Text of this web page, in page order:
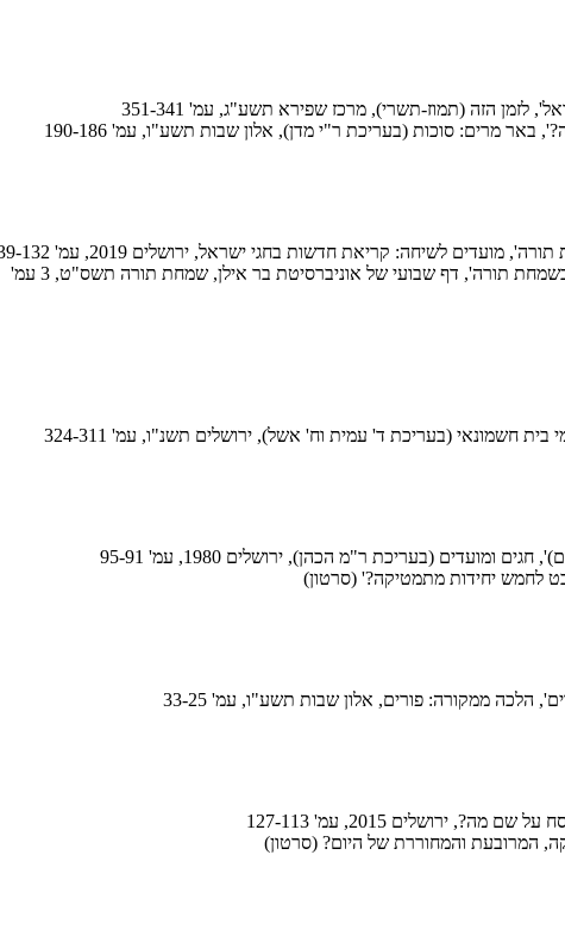
לזמן הזה (תמוז-תשרי), מרכז שפירא תשע"ג, עמ' 351-341
מרים: סוכות (בעריכת ר"י מדן), אלון שבות תשע"ו, עמ' 190-186
מועדים לשיחה: קריאת חדשות בחגי ישראל, ירושלים 2019, עמ' 139-132
תורה', דף שבועי של אוניברסיטת בר אילן, שמחת תורה תשס"ט, 3 עמ'
חשמונאי (בעריכת ד' עמית וח' אשל), ירושלים תשנ"ו, עמ' 324-311
(בעריכת ר"מ הכהן), ירושלים 1980, עמ' 95-91
לחמש יחידות מתמטיקה?' (סרטון)
הלכה ממקורה: פורים, אלון שבות תשע"ו, עמ' 33-25
ירושלים 2015, עמ' 127-113
המרובעת והמחוררת של היום? (סרטון)